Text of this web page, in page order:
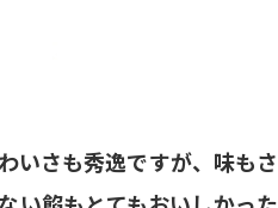
いさも秀逸ですが、味もさ